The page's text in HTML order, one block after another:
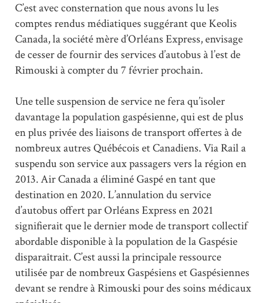
C’est avec consternation que nous avons lu les
comptes rendus médiatiques suggérant que Keolis
Canada, la société mère d’Orléans Express, envisage
de cesser de fournir des services d’autobus à l’est de
Rimouski à compter du 7 février prochain.
Une telle suspension de service ne fera qu’isoler
davantage la population gaspésienne, qui est de plus
en plus privée des liaisons de transport offertes à de
nombreux autres Québécois et Canadiens. Via Rail a
suspendu son service aux passagers vers la région en
2013. Air Canada a éliminé Gaspé en tant que
destination en 2020. L’annulation du service
d’autobus offert par Orléans Express en 2021
signifierait que le dernier mode de transport collectif
abordable disponible à la population de la Gaspésie
disparaîtrait. C’est aussi la principale ressource
utilisée par de nombreux Gaspésiens et Gaspésiennes
devant se rendre à Rimouski pour des soins médicaux